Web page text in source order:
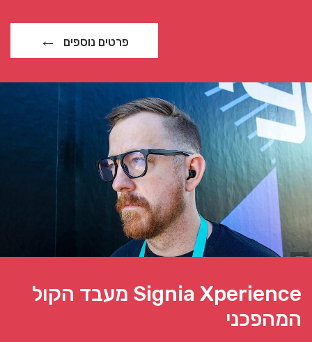
פרטים נוספים
Signia Xperience מעבד הקול
המהפכני